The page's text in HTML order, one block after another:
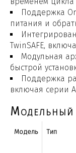
Поддержка
питания и
TwinSAFE,
Модульная
быстрой
Поддержка
включая серии
Модель Тип